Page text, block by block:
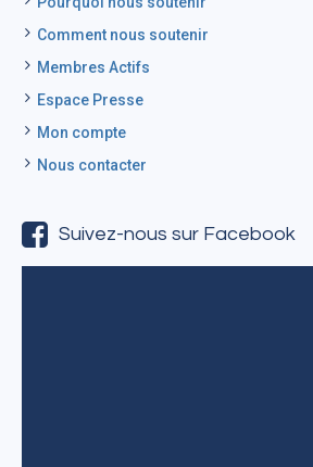
Comment nous soutenir
Membres Actifs
Espace Presse
Mon compte
Nous contacter
Suivez-nous sur Facebook